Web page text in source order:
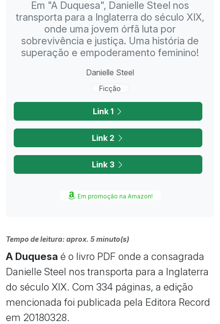
Em "A Duquesa", Danielle Steel nos
transporta para a Inglaterra do século XIX,
onde uma jovem órfã luta por
sobrevivência e justiça. Uma história de
superação e empoderamento feminino!
Danielle Steel
Ficção
Link 1
Link 2
Link 3
Em promoção na Amazon!
Tempo de leitura: aprox. 5 minuto(s)
A Duquesa é o livro PDF onde a consagrada
Danielle Steel nos transporta para a Inglaterra
do século XIX. Com 334 páginas, a edição
mencionada foi publicada pela Editora Record
em 20180328.